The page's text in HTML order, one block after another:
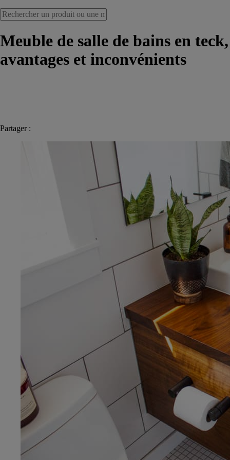
Meuble de salle de bains en teck,
avantages et inconvénients
Partager :